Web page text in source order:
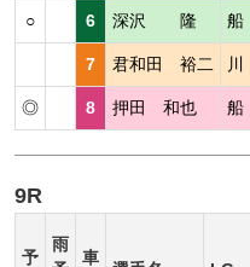
○ 6 深沢 隆
7 君和田 裕二
◎ 8 押田 和也
9R
予
雨
車